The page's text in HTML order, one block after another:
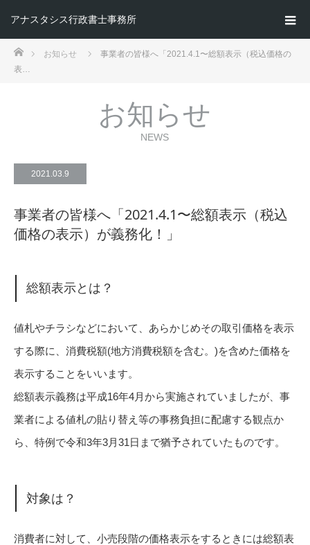
アナスタシス行政書士事務所
ホームお知らせ
事業者の皆様へ「2021.4.1〜総額表示（税込価格の
表…
お知らせ
NEWS
2021.03.9
事業者の皆様へ「2021.4.1〜総額表示（税込
価格の表示）が義務化！」
総額表示とは？
値札やチラシなどにおいて、あらかじめその取引価格を表示
する際に、消費税額(地方消費税額を含む。)を含めた価格を
表示することをいいます。
総額表示義務は平成16年4月から実施されていましたが、事
業者による値札の貼り替え等の事務負担に配慮する観点か
ら、特例で令和3年3月31日まで猶予されていたものです。
対象は？
消費者に対して、小売段階の価格表示をするときには総額表